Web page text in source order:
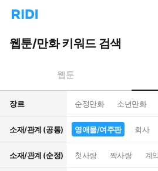
리
홈
으
턴
트
웹툰/만화 키워드 검색
웹툰
장르 순정만화 소년만화
소재/관계 (공통) 영애물/여주판 회사
소재/관계 (순정) 첫사랑 짝사랑 계